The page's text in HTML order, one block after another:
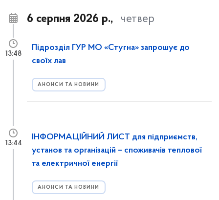
6 серпня 2026 р., четвер
Підрозділ ГУР МО «Стугна» запрошує до
своїх лав
АНОНСИ ТА НОВИНИ
13:48
ІНФОРМАЦІЙНИЙ ЛИСТ для підприємств,
установ та організацій – споживачів теплової
та електричної енергії
АНОНСИ ТА НОВИНИ
13:44